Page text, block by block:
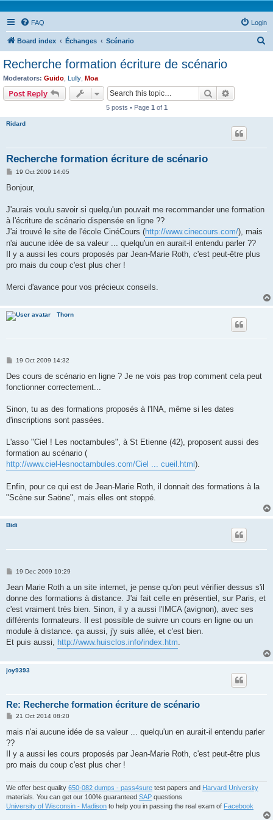
FAQ Login
Board index Échanges Scénario
Recherche formation écriture de scénario
Moderators: Guido Lully Moa
Post Reply Search
5 posts • Page 1 of 1
Ridard
Recherche formation écriture de scénario
P
s
19 Oct 2009 14:05
Bonjour,
J'aurais voulu savoir si quelqu'un pouvait me recommander une formation
à l'écriture de scénario dispensée en ligne ??
J'ai trouvé le site de l'école CinéCours (http://www.cinecours.com/), mais
n'ai aucune idée de sa valeur ... quelqu'un en aurait-il entendu parler ??
Il y a aussi les cours proposés par Jean-Marie Roth, c'est peut-être plus
pro mais du coup c'est plus cher !
Merci d'avance pour vos précieux conseils.
Thorn
P
s
19 Oct 2009 14:32
Des cours de scénario en ligne ? Je ne vois pas trop comment cela peut
fonctionner correctement...
Sinon, tu as des formations proposés à l'INA, même si les dates
d'inscriptions sont passées.
L'asso "Ciel ! Les noctambules", à St Etienne (42), proposent aussi des
formation au scénario (
http://www.ciel-lesnoctambules.com/Ciel ... cueil.html ).
Enfin, pour ce qui est de Jean-Marie Roth, il donnait des formations à la
"Scène sur Saöne", mais elles ont stoppé.
Bidi
P
s
19 Dec 2009 10:29
Jean Marie Roth a un site internet, je pense qu'on peut vérifier dessus s'il
donne des formations à distance. J'ai fait celle en présentiel, sur Paris, et
c'est vraiment très bien. Sinon, il y a aussi l'IMCA (avignon), avec ses
différents formateurs. Il est possible de suivre un cours en ligne ou un
module à distance. ça aussi, j'y suis allée, et c'est bien.
Et puis aussi, http://www.huisclos.info/index.htm
joy9393
Re: Recherche formation écriture de scénario
P
s
21 Oct 2014 08:20
mais n'ai aucune idée de sa valeur ... quelqu'un en aurait-il entendu parler
??
Il y a aussi les cours proposés par Jean-Marie Roth, c'est peut-être plus
pro mais du coup c'est plus cher !
We offer best quality 650-082 dumps - pass4sure test papers and Harvard University
materials. You can get our 100% guaranteed SAP questions
University of Wisconsin - Madison to help you in passing the real exam of Facebook